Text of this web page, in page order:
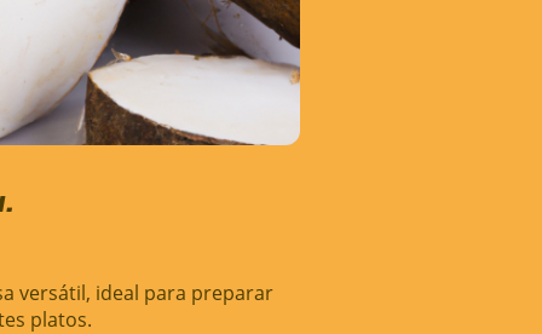
versátil, ideal para preparar
platos.